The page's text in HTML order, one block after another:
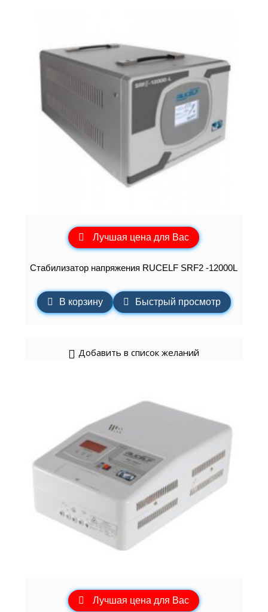
Лучшая цена для Вас
Стабилизатор напряжения RUCELF SRF2 -12000L
В корзину Быстрый просмотр
Добавить в список желаний
Лучшая цена для Вас